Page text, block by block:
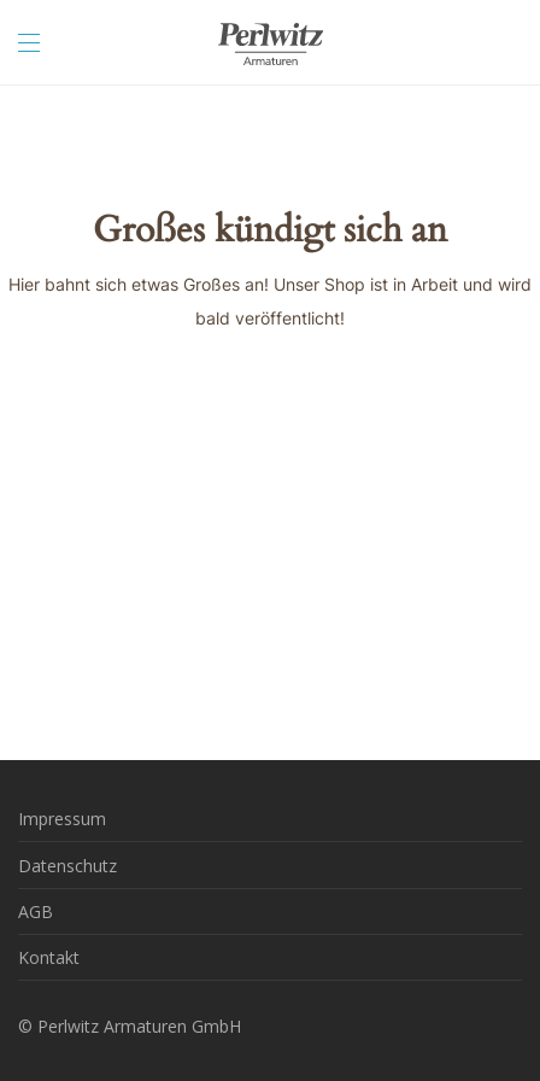
Großes kündigt sich an
Hier bahnt sich etwas Großes an! Unser Shop ist in Arbeit und wird
bald veröffentlicht!
Impressum
Datenschutz
AGB
Kontakt
© Perlwitz Armaturen GmbH